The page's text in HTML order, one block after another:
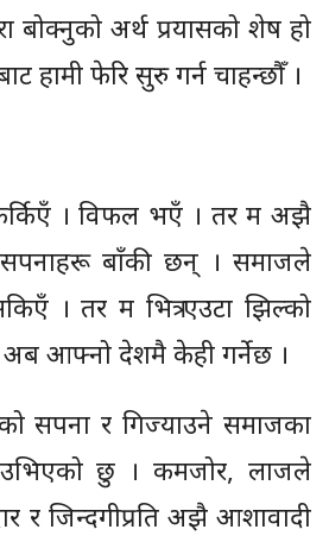
बोक्नुको अर्थ प्रयासको शेष हो
हामी फेरि सुरु गर्न चाहन्छौँ ।
। विफल भएँ । तर म अझै
बाँकी छन् । समाजले
। तर म भित्र एउटा झिल्को
आफ्नो देशमै केही गर्नेछ ।
सपना र गिज्याउने समाजका
छु । कमजोर, लाजले
र जिन्दगीप्रति अझै आशावादी